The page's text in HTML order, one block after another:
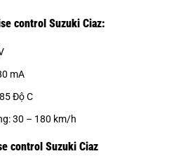
control Suzuki Ciaz:
mA
Độ C
30 – 180 km/h
control Suzuki Ciaz